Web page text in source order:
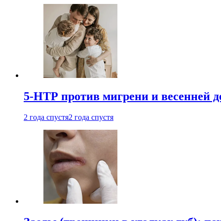
5-НТР против мигрени и весенней
2 года спустя2 года спустя